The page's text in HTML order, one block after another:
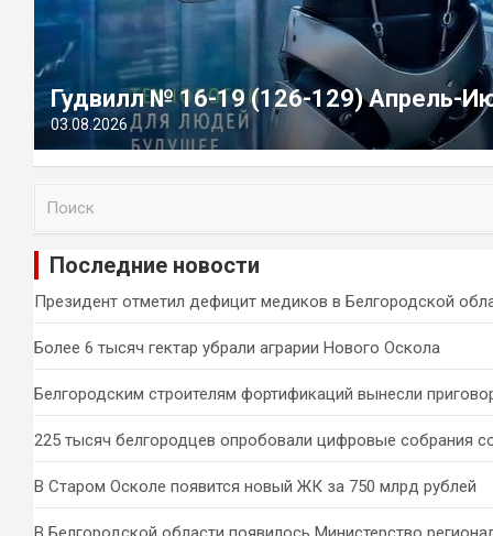
Гудвилл № 16-19 (126-129) Апрель-
03.08.2026
и
Последние новости
Президент отметил дефицит медиков в Белгородской
Более 6 тысяч гектар убрали аграрии Нового Оскола
Белгородским строителям фортификаций вынесли
225 тысяч белгородцев опробовали цифровые собрания
В Старом Осколе появится новый ЖК за 750 млрд рублей